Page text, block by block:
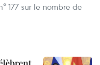
177 sur le nombre de